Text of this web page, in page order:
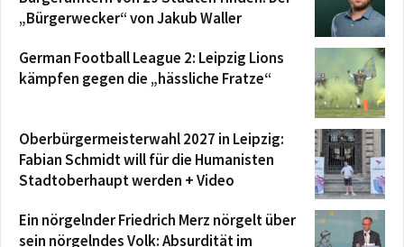
„Bürgerwecker“ von Jakub Waller
German Football League 2: Leipzig Lions
kämpfen gegen die „hässliche Fratze“
Oberbürgermeisterwahl 2027 in Leipzig:
Fabian Schmidt will für die Humanisten
Stadtoberhaupt werden + Video
Ein nörgelnder Friedrich Merz nörgelt über
sein nörgelndes Volk: Absurdität im